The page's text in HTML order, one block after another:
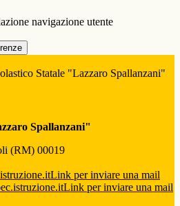
navigazione utente
Statale "Lazzaro Spallanzani"
Spallanzani"
(RM) 00019
Link per inviare una mail
Link per inviare una mail